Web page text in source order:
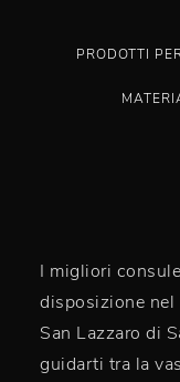
PRODOTTI
I migliori
disposizione
San Lazzaro di
guidarti tra la